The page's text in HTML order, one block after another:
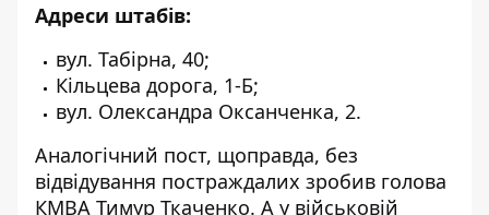
Адреси штабів:
вул. Табірна, 40;
Кільцева дорога, 1-Б;
вул. Олександра Оксанченка, 2.
Аналогічний пост, щоправда, без
відвідування постраждалих зробив голова
КМВА Тимур Ткаченко. А у військовій